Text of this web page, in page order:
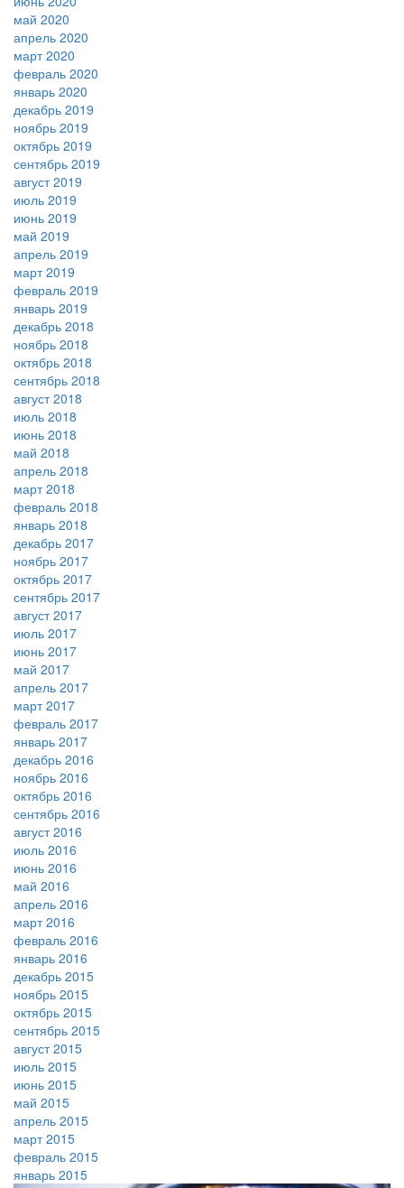
май 2020
апрель 2020
март 2020
февраль 2020
январь 2020
декабрь 2019
ноябрь 2019
октябрь 2019
сентябрь 2019
август 2019
июль 2019
июнь 2019
май 2019
апрель 2019
март 2019
февраль 2019
январь 2019
декабрь 2018
ноябрь 2018
октябрь 2018
сентябрь 2018
август 2018
июль 2018
июнь 2018
май 2018
апрель 2018
март 2018
февраль 2018
январь 2018
декабрь 2017
ноябрь 2017
октябрь 2017
сентябрь 2017
август 2017
июль 2017
июнь 2017
май 2017
апрель 2017
март 2017
февраль 2017
январь 2017
декабрь 2016
ноябрь 2016
октябрь 2016
сентябрь 2016
август 2016
июль 2016
июнь 2016
май 2016
апрель 2016
март 2016
февраль 2016
январь 2016
декабрь 2015
ноябрь 2015
октябрь 2015
сентябрь 2015
август 2015
июль 2015
июнь 2015
май 2015
апрель 2015
март 2015
февраль 2015
январь 2015